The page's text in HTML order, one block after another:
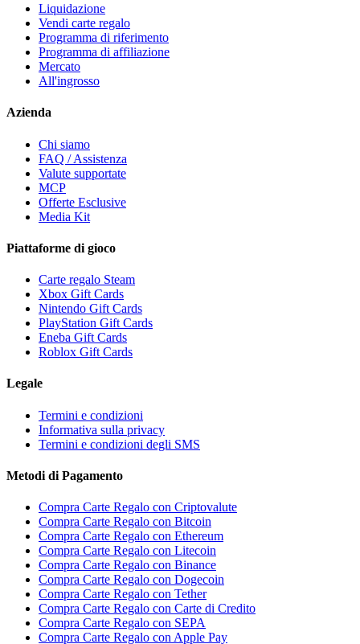
Liquidazione
Vendi carte regalo
Programma di riferimento
Programma di affiliazione
Mercato
All'ingrosso
Azienda
Chi siamo
FAQ / Assistenza
Valute supportate
MCP
Offerte Esclusive
Media Kit
Piattaforme di gioco
Carte regalo Steam
Xbox Gift Cards
Nintendo Gift Cards
PlayStation Gift Cards
Eneba Gift Cards
Roblox Gift Cards
Legale
Termini e condizioni
Informativa sulla privacy
Termini e condizioni degli SMS
Metodi di Pagamento
Compra Carte Regalo con Criptovalute
Compra Carte Regalo con Bitcoin
Compra Carte Regalo con Ethereum
Compra Carte Regalo con Litecoin
Compra Carte Regalo con Binance
Compra Carte Regalo con Dogecoin
Compra Carte Regalo con Tether
Compra Carte Regalo con Carte di Credito
Compra Carte Regalo con SEPA
Compra Carte Regalo con Apple Pay